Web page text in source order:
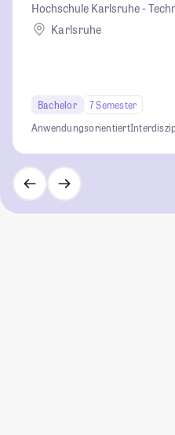
Hochschule Karlsruhe -
Karlsruhe
Bachelor
7 Semester
Anwendungsorientiert